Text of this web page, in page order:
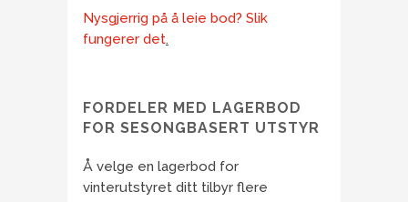
Nysgjerrig på å leie bod? Slik
fungerer det.
FORDELER MED LAGERBOD
FOR SESONGBASERT UTSTYR
Å velge en lagerbod for
vinterutstyret ditt tilbyr flere